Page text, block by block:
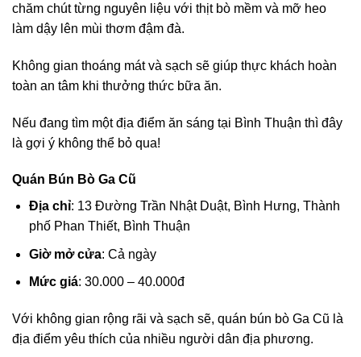
chăm chút từng nguyên liệu với thịt bò mềm và mỡ heo
làm dậy lên mùi thơm đậm đà.
Không gian thoáng mát và sạch sẽ giúp thực khách hoàn
toàn an tâm khi thưởng thức bữa ăn.
Nếu đang tìm một địa điểm ăn sáng tại Bình Thuận thì đây
là gợi ý không thể bỏ qua!
Quán Bún Bò Ga Cũ
Địa chỉ: 13 Đường Trần Nhật Duật, Bình Hưng, Thành
phố Phan Thiết, Bình Thuận
Giờ mở cửa: Cả ngày
Mức giá: 30.000 – 40.000đ
Với không gian rộng rãi và sạch sẽ, quán bún bò Ga Cũ là
địa điểm yêu thích của nhiều người dân địa phương.